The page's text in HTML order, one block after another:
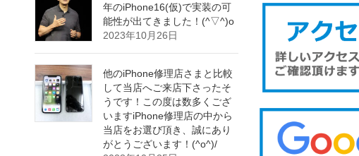
年のiPhone16(仮)で実装の可
能性が出てきました！(^▽^)o
2023年10月26日
他のiPhone修理店さまと比較
して当店へご来店下さったそ
うです！この度は数多くござ
いますiPhone修理店の中から
当店をお選び頂き、誠にあり
がとうございます！(^o^)/